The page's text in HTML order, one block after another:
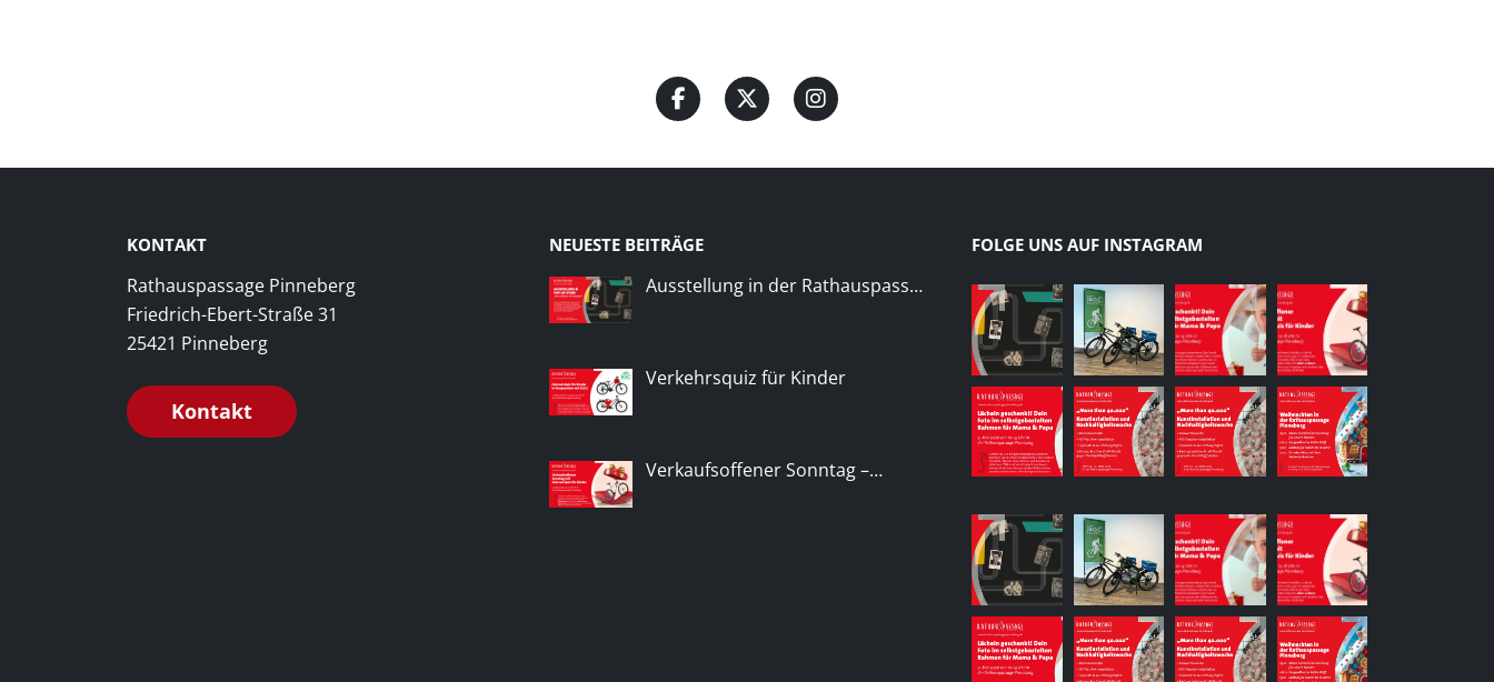
KONTAKT
Rathauspassage Pinneberg
Friedrich-Ebert-Straße 31
25421 Pinneberg
Kontakt
NEUESTE BEITRÄGE
Ausstellung in der Rathauspass…
Verkehrsquiz für Kinder
Verkaufsoffener Sonntag –…
FOLGE UNS AUF INSTAGRAM